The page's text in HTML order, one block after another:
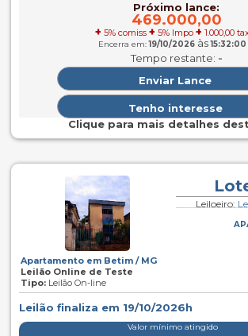
Próximo lance:
469.000,00
+ 5% comiss + 5% Impo + 1.000,00
Encerra em: 19/10/2026às15:32:00
Tempo restante: -
Clique para mais detalhes
Leiloeiro:
Apartamento em Betim / MG
Leilão Online de Teste
Tipo:Leilão On-line
Leilão finaliza em 19/10/2026h
Valor mínimo atingido